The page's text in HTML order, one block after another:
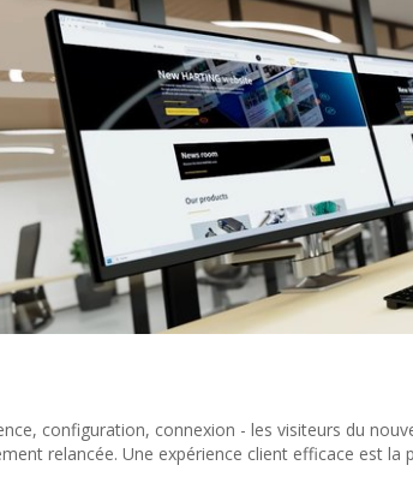
configuration, connexion - les visiteurs du
relancée. Une expérience client efficace est la